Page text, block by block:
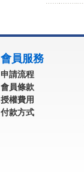
會員服務
申請流程
會員條款
授權費用
付款方式